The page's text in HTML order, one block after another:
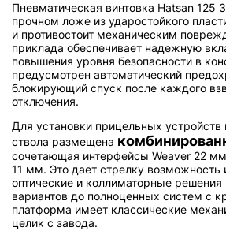
Пневматическая винтовка Hatsan 125
прочном ложе из ударостойкого
и противостоит механическим
приклада обеспечивает надежную
повышения уровня безопасности в
предусмотрен автоматический
блокирующий спуск после каждого
отключения.
Для установки прицельных устройств
ствола размещена
сочетающая интерфейсы Weaver 22
11 мм. Это дает стрелку возможность
оптические и коллиматорные
вариантов до полноценных систем с
платформа имеет классические
целик с завода.